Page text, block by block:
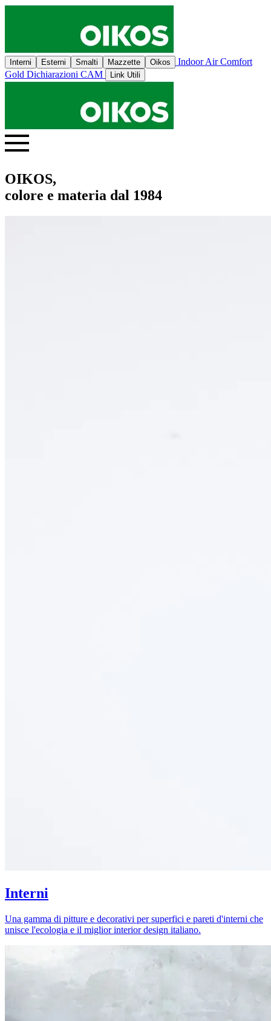
Interni Esterni Smalti Mazzette Oikos
Indoor Air Comfort
Gold Dichiarazioni CAM Link Utili
OIKOS,
colore e materia dal 1984
Interni
Una gamma di pitture e decorativi per superfici e pareti d'interni che
unisce l'ecologia e il miglior interior design italiano.